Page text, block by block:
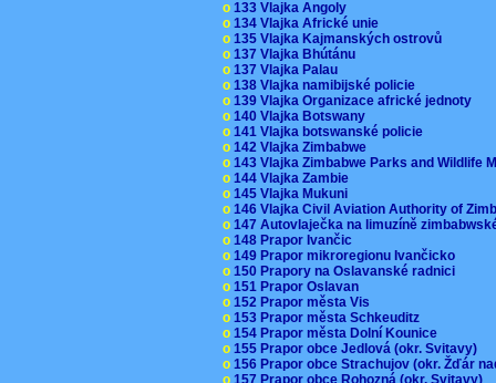
o 133 Vlajka Angoly
o 134 Vlajka Africké unie
o 135 Vlajka Kajmanských ostrovů
o 137 Vlajka Bhútánu
o 137 Vlajka Palau
o 138 Vlajka namibijské policie
o 139 Vlajka Organizace africké jednoty
o 140 Vlajka Botswany
o 141 Vlajka botswanské policie
o 142 Vlajka Zimbabwe
o 143 Vlajka Zimbabwe Parks and Wildlife
o 144 Vlajka Zambie
o 145 Vlajka Mukuni
o 146 Vlajka Civil Aviation Authority of
o 147 Autovlaječka na limuzíně
o 148 Prapor Ivančic
o 149 Prapor mikroregionu Ivančicko
o 150 Prapory na Oslavanské radnici
o 151 Prapor Oslavan
o 152 Prapor města Vis
o 153 Prapor města Schkeuditz
o 154 Prapor města Dolní Kounice
o 155 Prapor obce Jedlová (okr. Svitavy)
o 156 Prapor obce Strachujov (okr. Žďár
o 157 Prapor obce Rohozná (okr. Svitavy)